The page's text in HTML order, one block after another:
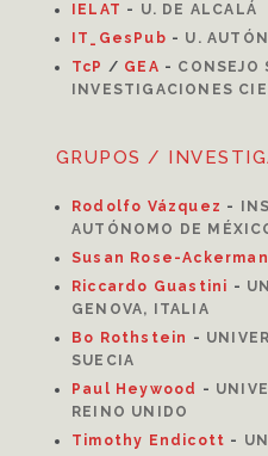
ELAT - U. DE ALCALÁ
IT_GesPub - U.
TcP / GEA - CONSEJO
INVESTIGACIONES
GRUPOS /
Rodolfo Vázquez -
AUTÓNOMO DE
Susan Rose-Ackerman
Riccardo Guastini -
GENOVA, ITALIA
Bo Rothstein -
SUECIA
Paul Heywood -
REINO UNIDO
Timothy Endicott -